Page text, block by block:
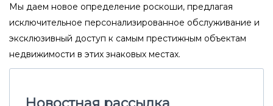
Мы даем новое определение роскоши, предлагая
исключительное персонализированное обслуживание и
эксклюзивный доступ к самым престижным объектам
недвижимости в этих знаковых местах.